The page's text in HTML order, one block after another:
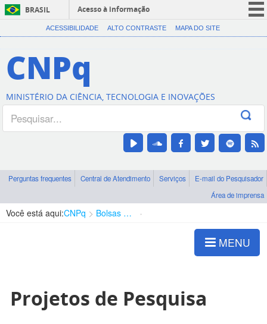
BRASIL
Acesso à informação
CORONAVÍRUS (COVID-19)
Canais
ACESSIBILIDADE ALTO CONTRASTE MAPA DO SITE
CNPq
MINISTÉRIO DA CIÊNCIA, TECNOLOGIA E INOVAÇÕES
Perguntas frequentes Central de Atendimento Serviços
E-mail do Pesquisador
Área de imprensa
Você está aqui:CNPq Bolsas e Auxílios Vigentes
MENU
Projetos de Pesquisa